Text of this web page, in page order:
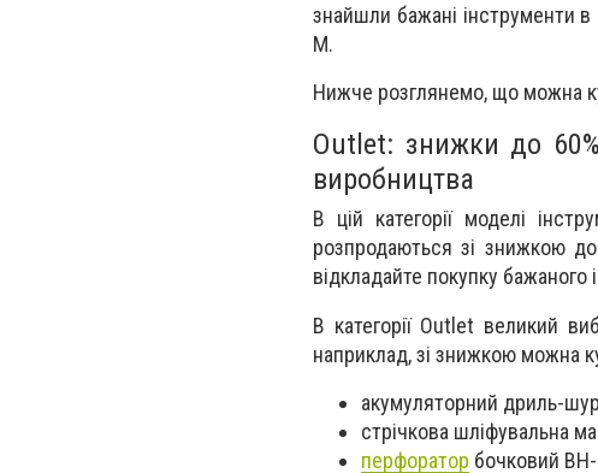
знайшли бажані інструменти в
M.
Нижче розглянемо, що можна
Outlet: знижки до
виробництва
В цій категорії моделі
розпродаються зі знижкою
відкладайте покупку бажаного
В категорії Outlet великий
наприклад, зі знижкою можна
акумуляторний дриль-
стрічкова шліфувальна
перфоратор бочковий